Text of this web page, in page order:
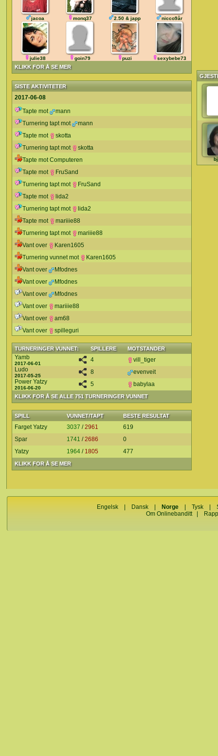
KLIKK FOR Å SE MER
jacoa monq37 2.50 & japp nicco9år
julie38 goin79 puzi sexybebe73
SISTE AKTIVITETER
2017-06-08
Tapte mot
mann
Turnering tapt mot
mann
Tapte mot
skotta
Turnering tapt mot
skotta
Tapte mot Computeren
Tapte mot
FruSand
Turnering tapt mot
FruSand
Tapte mot
lida2
Turnering tapt mot
lida2
Tapte mot
mariiie88
Turnering tapt mot
mariiie88
Vant over
Karen1605
Turnering vunnet mot
Karen1605
Vant over
Mfodnes
Vant over
Mfodnes
Vant over
Mfodnes
Vant over
mariiie88
Vant over
am68
Vant over
spilleguri
TURNERINGER VUNNET: SPILLERE MOTSTANDER
KLIKK FOR Å SE ALLE 751 TURNERINGER VUNNET
Yamb
2017-06-01
4
vill_tiger
Ludo
2017-05-25
8
evenveit
Power Yatzy
2016-06-20
5 babylaa
SPILL VUNNET/TAPT BESTE RESULTAT
KLIKK FOR Å SE MER
Farget Yatzy 3037 /2961
619
Spar
1741 /2686
0
Yatzy
1964 / 1805 477
Engelsk Dansk Norge |Tysk |
Om Onlinebanditt|